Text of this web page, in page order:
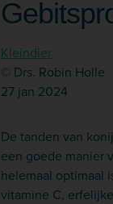
Kleindier
© Drs. Robin Holle
27 jan 2024
De tanden van
een goede manier
helemaal optimaal
vitamine C,